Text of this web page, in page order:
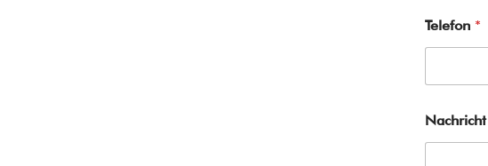
Telefon *
Nachricht